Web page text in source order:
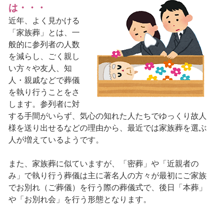
は・・・
近年、よく見かける
「家族葬」とは、一
般的に参列者の人数
を減らし、ごく親し
い方々や友人、知
人・親戚などで葬儀
を執り行うことをさ
します。参列者に対
する手間がいらず、気心の知れた人たちでゆっくり故人
様を送り出せるなどの理由から、最近では家族葬を選ぶ
人が増えているようです。
また、家族葬に似ていますが、「密葬」や「近親者の
み」で執り行う葬儀は主に著名人の方々が最初にご家族
でお別れ（ご葬儀）を行う際の葬儀式で、後日「本葬」
や「お別れ会」を行う形態となります。